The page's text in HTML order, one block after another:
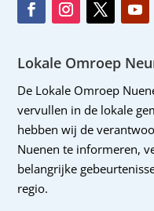
Lokale Omroep
De Lokale Omroep
vervullen in de lokale
hebben wij de
Nuenen te informeren,
belangrijke
regio.